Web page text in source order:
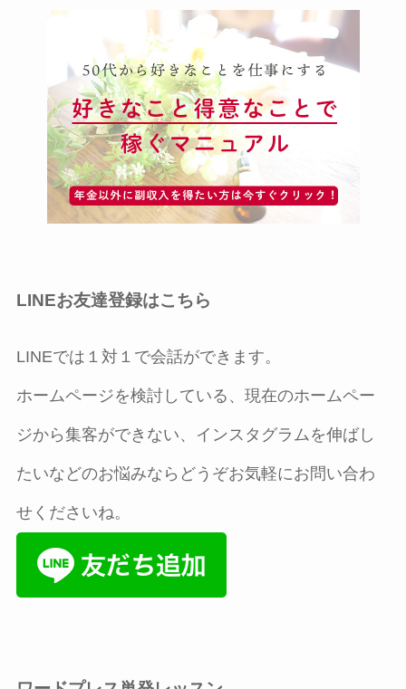
LINEお友達登録はこちら
LINEでは１対１で会話ができます。
ホームページを検討している、現在のホームペー
ジから集客ができない、インスタグラムを伸ばし
たいなどのお悩みならどうぞお気軽にお問い合わ
せくださいね。